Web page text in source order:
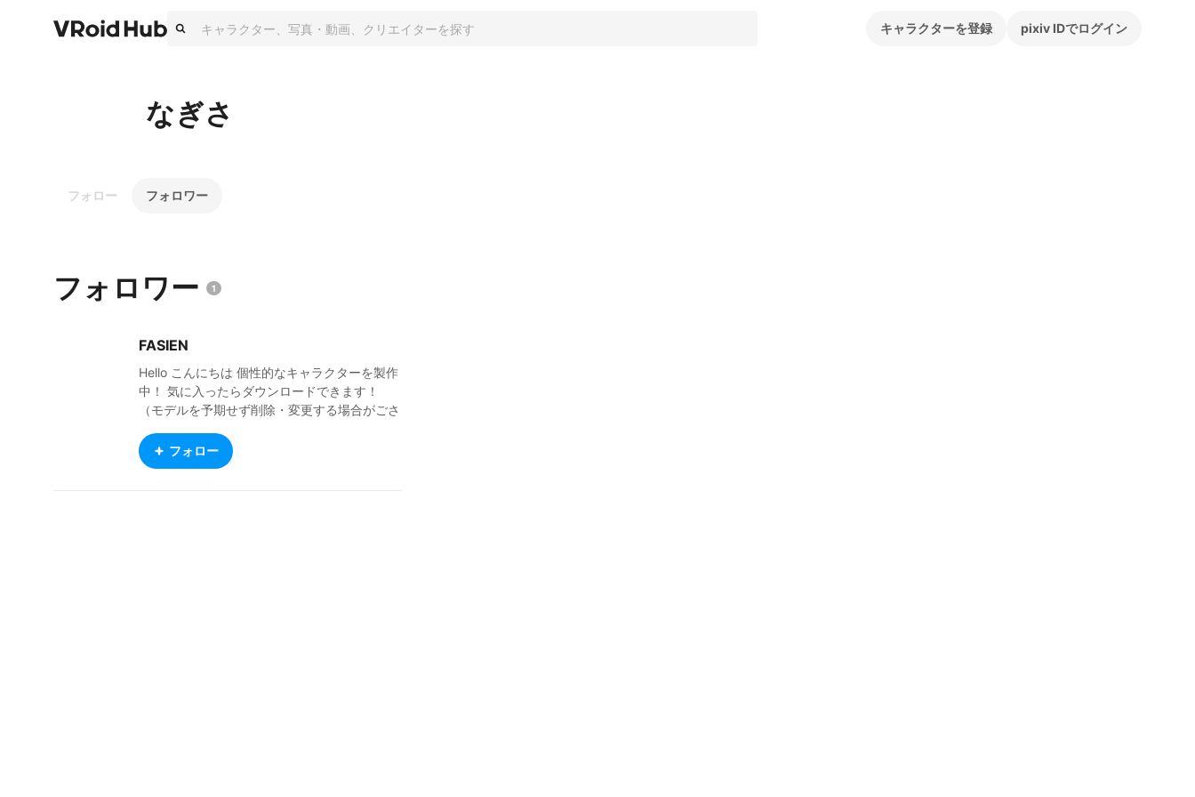
キャラクターを登録 pixiv IDでログイン
なぎさ
フォロー フォロワー
フォロワー 1
FASIEN
Hello こんにちは 個性的なキャラクターを製作
中！ 気に入ったらダウンロードできます！
（モデルを予期せず削除・変更する場合がごさ
フォロー